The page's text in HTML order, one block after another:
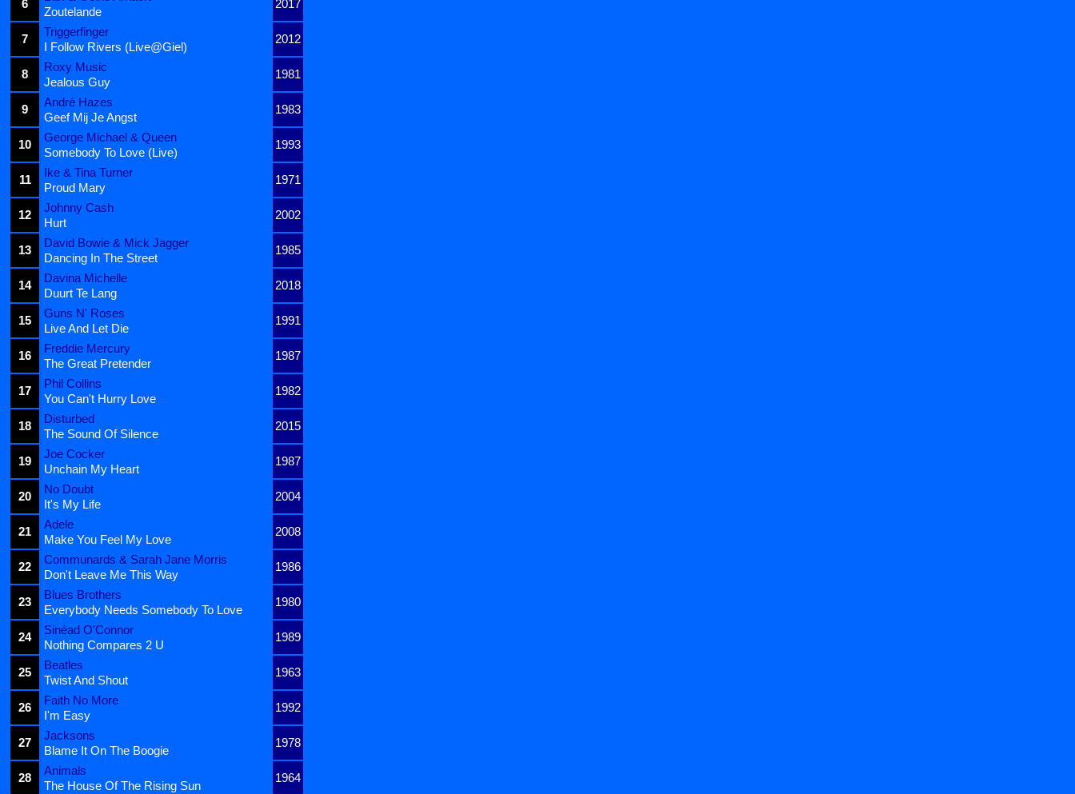
6
2017
Zoutelande
7
Triggerfinger
2012
I Follow Rivers (Live@Giel)
8
Roxy Music
1981
Jealous Guy
9
André Hazes
1983
Geef Mij Je Angst
10
George Michael & Queen
1993
Somebody To Love (Live)
11
Ike & Tina Turner
1971
Proud Mary
12
Johnny Cash
2002
Hurt
13
David Bowie & Mick Jagger
1985
Dancing In The Street
14
Davina Michelle
2018
Duurt Te Lang
15
Guns N' Roses
1991
Live And Let Die
16
Freddie Mercury
1987
The Great Pretender
17
Phil Collins
1982
You Can't Hurry Love
18
Disturbed
2015
The Sound Of Silence
19
Joe Cocker
1987
Unchain My Heart
20
No Doubt
2004
It's My Life
21
Adele
2008
Make You Feel My Love
22
Communards & Sarah Jane Morris
1986
Don't Leave Me This Way
23
Blues Brothers
1980
Everybody Needs Somebody To Love
24
Sinéad O'Connor
1989
Nothing Compares 2 U
25
Beatles
1963
Twist And Shout
26
Faith No More
1992
I'm Easy
27
Jacksons
1978
Blame It On The Boogie
28
Animals
1964
The House Of The Rising Sun